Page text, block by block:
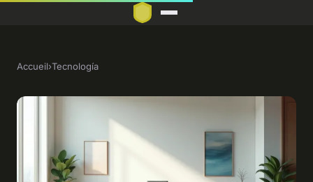
Accueil›Tecnología